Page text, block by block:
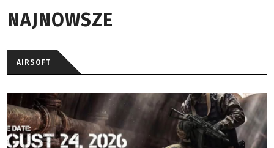
NAJNOWSZE
AIRSOFT